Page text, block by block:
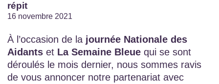
répit
16 novembre 2021
À l’occasion de la journée Nationale des
Aidants et La Semaine Bleue qui se sont
déroulés le mois dernier, nous sommes ravis
de vous annoncer notre partenariat avec